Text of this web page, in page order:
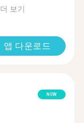
더 보기
앱 다운로드
NEW